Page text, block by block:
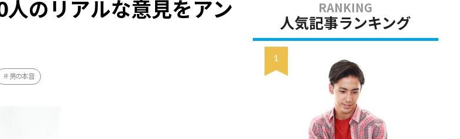
のリアルな意見をアン
男の本音
人気記事ランキング